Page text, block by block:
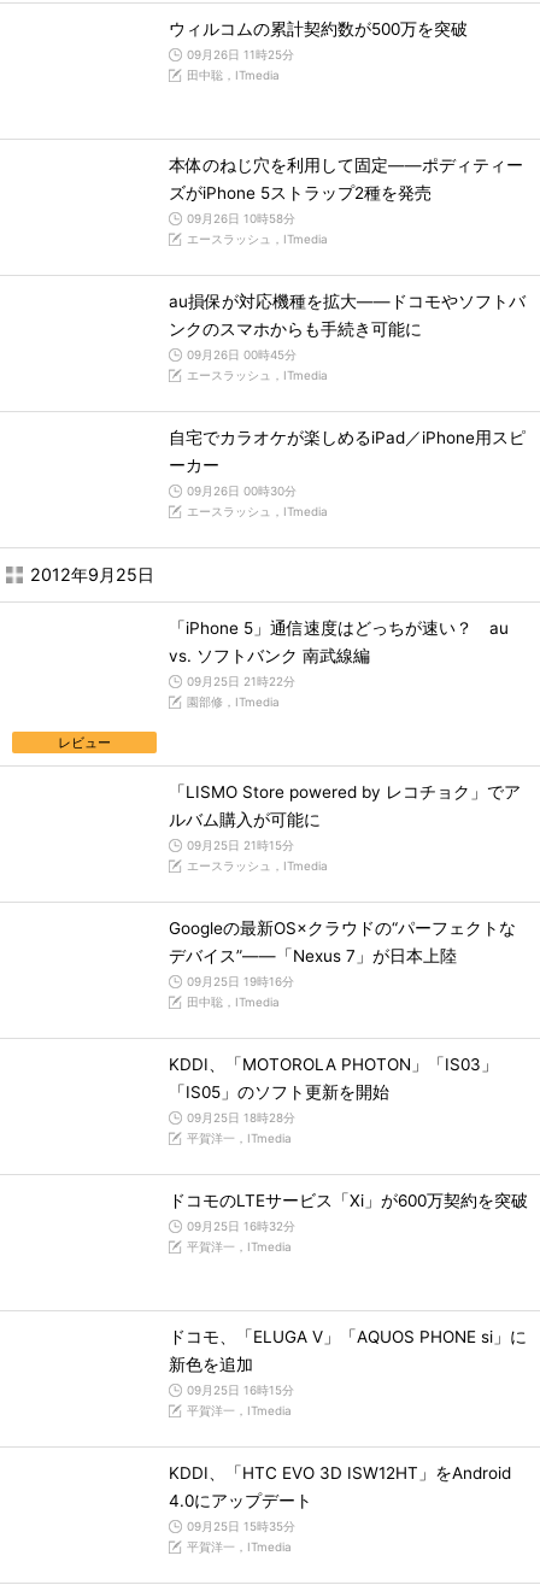
ウィルコムの累計契約数が500万を突破
09月26日 11時25分
田中聡，ITmedia
本体のねじ穴を利用して固定――ポディティー
ズがiPhone 5ストラップ2種を発売
09月26日 10時58分
エースラッシュ，ITmedia
au損保が対応機種を拡大――ドコモやソフトバ
ンクのスマホからも手続き可能に
09月26日 00時45分
エースラッシュ，ITmedia
自宅でカラオケが楽しめるiPad／iPhone用スピ
ーカー
09月26日 00時30分
エースラッシュ，ITmedia
2012年9月25日
レビュー
「iPhone 5」通信速度はどっちが速い？ au
vs. ソフトバンク 南武線編
09月25日 21時22分
園部修，ITmedia
「LISMO Store powered by レコチョク」でア
ルバム購入が可能に
09月25日 21時15分
エースラッシュ，ITmedia
Googleの最新OS×クラウドの“パーフェクトな
デバイス”――「Nexus 7」が日本上陸
09月25日 19時16分
田中聡，ITmedia
KDDI、「MOTOROLA PHOTON」「IS03」
「IS05」のソフト更新を開始
09月25日 18時28分
平賀洋一，ITmedia
ドコモのLTEサービス「Xi」が600万契約を突破
09月25日 16時32分
平賀洋一，ITmedia
ドコモ、「ELUGA V」「AQUOS PHONE si」に
新色を追加
09月25日 16時15分
平賀洋一，ITmedia
KDDI、「HTC EVO 3D ISW12HT」をAndroid
4.0にアップデート
09月25日 15時35分
平賀洋一，ITmedia